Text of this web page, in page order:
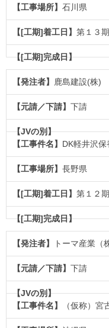
石川県
第１３
鹿島建設(株)
下請
DK軽井沢
長野県
第１２
トーマ産業（
下請
（仮称）